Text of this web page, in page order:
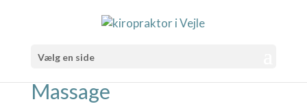
Vælg en side
Massage